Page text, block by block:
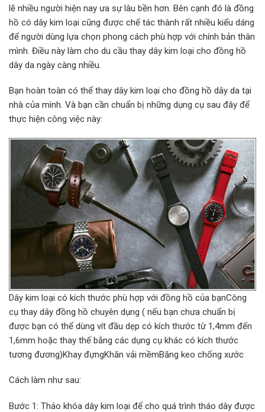
lẽ nhiều người hiện nay ưa sự lâu bền hơn. Bên cạnh đó là đồng
hồ có dây kim loại cũng được chế tác thành rất nhiều kiểu dáng
để người dùng lựa chọn phong cách phù hợp với chính bản thân
mình. Điều này làm cho du cầu thay dây kim loại cho đồng hồ
dây da ngày càng nhiều.
Bạn hoàn toàn có thể thay dây kim loại cho đồng hồ dây da tại
nhà của mình. Và bạn cần chuẩn bị những dụng cụ sau đây để
thực hiện công việc này:
Dây kim loại có kích thước phù hợp với đồng hồ của bạnCông
cụ thay dây đồng hồ chuyên dụng ( nếu bạn chưa chuẩn bị
được bạn có thể dùng vít đầu dẹp có kích thước từ 1,4mm đến
1,6mm hoặc thay thế bằng các dụng cụ khác có kích thước
tương đương)Khay đựngKhăn vải mềmBăng keo chống xước
Cách làm như sau:
Bước 1: Tháo khóa dây kim loại để cho quá trình tháo dây được